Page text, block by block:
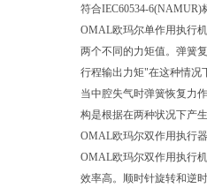
符合IEC60534-
OMAL欧玛尔单作用执行
两个不同的力矩值。弹簧
行程输出力矩"在这种情况
当中腔失气时弹簧恢复力
构是根据在两种状况下产
OMAL欧玛尔双作用执行器
OMAL欧玛尔双作用执行
效率高。顺时针旋转和逆